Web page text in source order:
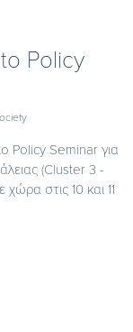
Policy
Policy Seminar για
(Cluster 3 -
στις 10 και 11